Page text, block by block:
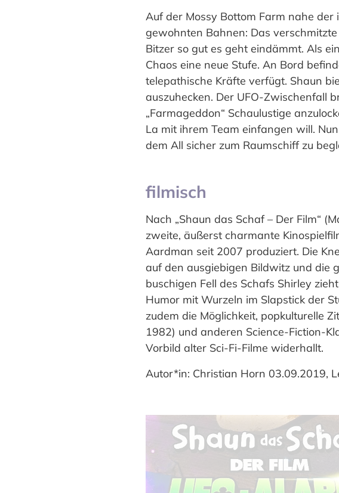
Auf der Mossy Bottom Farm nahe
gewohnten Bahnen: Das
Bitzer so gut es geht eindämmt. Als
Chaos eine neue Stufe. An Bord
telepathische Kräfte verfügt. Shaun
auszuhecken. Der UFO-Zwischenfall
„Farmageddon“ Schaulustige
La mit ihrem Team einfangen will.
dem All sicher zum Raumschiff zu
filmisch
Nach „Shaun das Schaf – Der Film“
zweite, äußerst charmante
Aardman seit 2007 produziert. Die
auf den ausgiebigen Bildwitz und die
buschigen Fell des Schafs Shirley
Humor mit Wurzeln im Slapstick der
zudem die Möglichkeit, popkulturelle
1982) und anderen Science-Fiction-
Vorbild alter Sci-Fi-Filme widerhallt.
Autor*in: Christian Horn 03.09.2019,